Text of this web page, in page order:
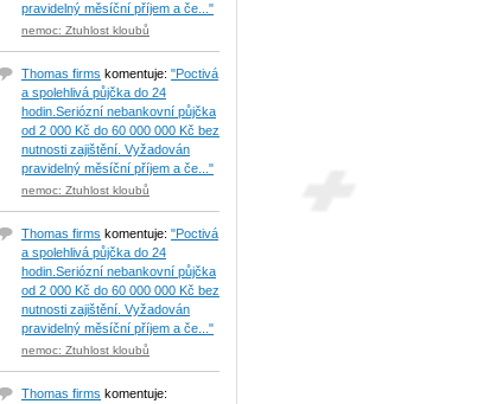
pravidelný měsíční příjem a če..."
nemoc: Ztuhlost kloubů
Thomas firms komentuje: "Poctivá
a spolehlivá půjčka do 24
hodin.Seriózní nebankovní půjčka
od 2 000 Kč do 60 000 000 Kč bez
nutnosti zajištění. Vyžadován
pravidelný měsíční příjem a če..."
nemoc: Ztuhlost kloubů
Thomas firms komentuje: "Poctivá
a spolehlivá půjčka do 24
hodin.Seriózní nebankovní půjčka
od 2 000 Kč do 60 000 000 Kč bez
nutnosti zajištění. Vyžadován
pravidelný měsíční příjem a če..."
nemoc: Ztuhlost kloubů
Thomas firms komentuje: